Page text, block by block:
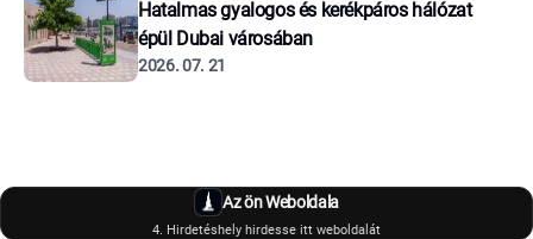
Hatalmas gyalogos és kerékpáros hálózat
épül Dubai városában
2026. 07. 21
Az ön Weboldala
4. Hirdetéshely hirdesse itt weboldalát